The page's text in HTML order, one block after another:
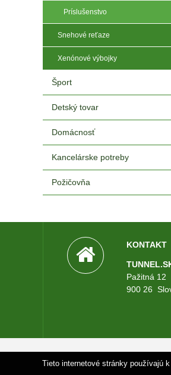
Príslušenstvo
Snehové reťaze
Xenónové výbojky
Šport
Detský tovar
Domácnosť
Kancelárske potreby
Požičovňa
KONTAKT
Pažitná 12
900 26
Tieto internetové stránky používajú